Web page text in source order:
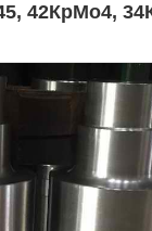
42КрМо4,